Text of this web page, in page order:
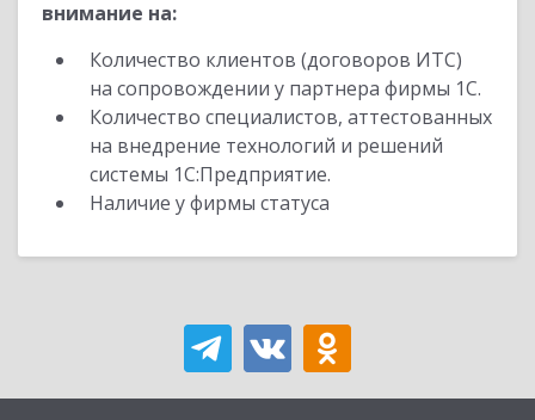
внимание на:
Количество клиентов (договоров ИТС)
на сопровождении у партнера фирмы 1С.
Количество специалистов, аттестованных
на внедрение технологий и решений
системы 1С:Предприятие.
Наличие у фирмы статуса